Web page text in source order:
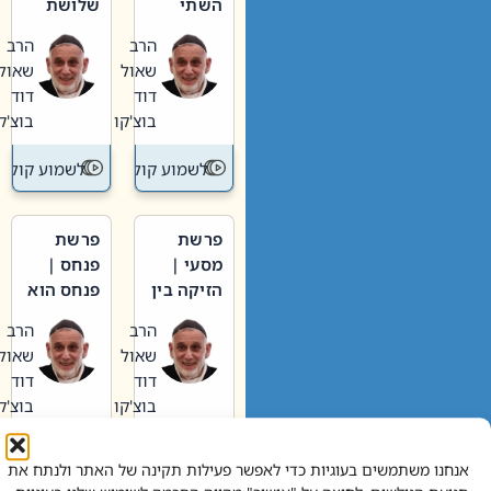
אנחנו משתמשים בעוגיות כדי לאפשר פעילות תקינה של האתר ולנתח את
וערב של
חיינו
הרב
שאול
דוד
בוצ'קו
לשמוע קול תורה – מדרש
האבות
הרב
שאול
דוד
בוצ'קו
לשמוע קול
פרשת
מסעי |
הזיקה בין
הגדול לעם הרב
שאול
דוד
בוצ'קו
לשמוע קול תורה – מדרש
פרשת
פנחס |
פנחס הוא
אליהו: בין
קנאות
הורסת
לקנאות
בונה
הרב
שאול
דוד
בוצ'קו
לשמוע קול